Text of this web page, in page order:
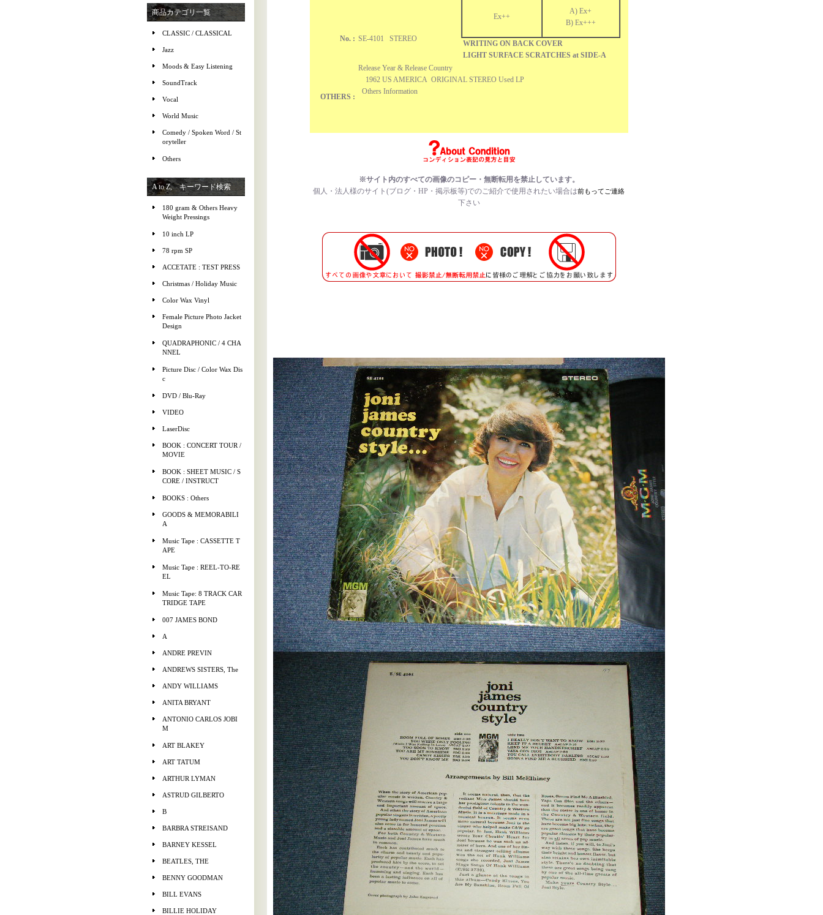
商品カテゴリ一覧
CLASSIC / CLASSICAL
Jazz
Moods & Easy Listening
SoundTrack
Vocal
World Music
Comedy / Spoken Word / St
oryteller
Others
A to Z, キーワード検索
180 gram & Others Heavy
Weight Pressings
10 inch LP
78 rpm SP
ACCETATE : TEST PRESS
Christmas / Holiday Music
Color Wax Vinyl
Female Picture Photo Jacket
Design
QUADRAPHONIC / 4 CHA
NNEL
Picture Disc / Color Wax Dis
c
DVD / Blu-Ray
VIDEO
LaserDisc
BOOK : CONCERT TOUR /
MOVIE
BOOK : SHEET MUSIC / S
CORE / INSTRUCT
BOOKS : Others
GOODS & MEMORABILI
A
Music Tape : CASSETTE T
APE
Music Tape : REEL-TO-RE
EL
Music Tape: 8 TRACK CAR
TRIDGE TAPE
007 JAMES BOND
A
ANDRE PREVIN
ANDREWS SISTERS, The
ANDY WILLIAMS
ANITA BRYANT
ANTONIO CARLOS JOBI
M
ART BLAKEY
ART TATUM
ARTHUR LYMAN
ASTRUD GILBERTO
B
BARBRA STREISAND
BARNEY KESSEL
BEATLES, THE
BENNY GOODMAN
BILL EVANS
BILLIE HOLIDAY
Ex++
A) Ex+
B) Ex+++
WRITING ON BACK COVER
LIGHT SURFACE SCRATCHES at SIDE-A
No. : SE-4101 STEREO
OTHERS :
Release Year & Release Country
1962 US AMERICA ORIGINAL STEREO Used LP
Others Information
※サイト内のすべての画像のコピー・無断転用を禁止しています。
個人・法人様のサイト(ブログ・HP・掲示板等)でのご紹介で使用されたい場合は前もってご連絡
下さい